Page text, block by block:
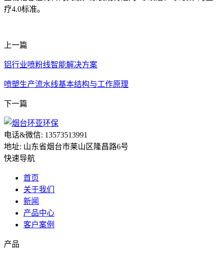
疗4.0标准。
上一篇
铝行业喷粉线智能解决方案
喷塑生产流水线基本结构与工作原理
下一篇
电话&微信: 13573513991
地址: 山东省烟台市莱山区隆昌路6号
快速导航
首页
关于我们
新闻
产品中心
客户案例
产品